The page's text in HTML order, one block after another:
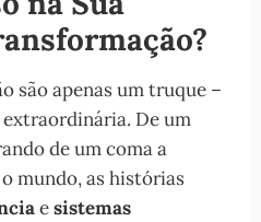
são apenas um truque –
extraordinária. De um
de um coma a
mundo, as histórias
esistemas